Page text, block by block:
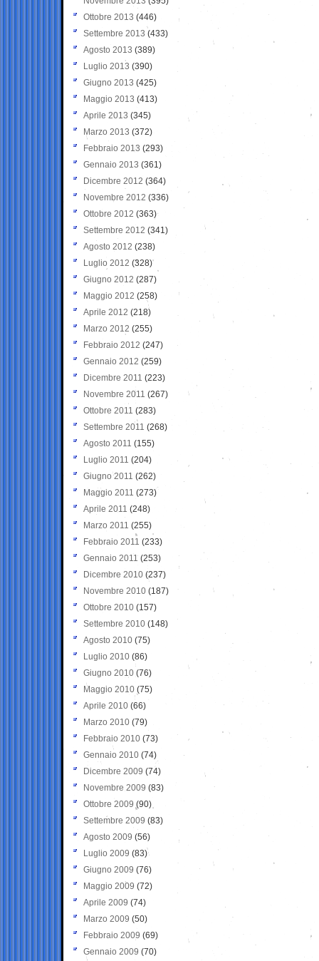
Ottobre 2013 (446)
Settembre 2013 (433)
Agosto 2013 (389)
Luglio 2013 (390)
Giugno 2013 (425)
Maggio 2013 (413)
Aprile 2013 (345)
Marzo 2013 (372)
Febbraio 2013 (293)
Gennaio 2013 (361)
Dicembre 2012 (364)
Novembre 2012 (336)
Ottobre 2012 (363)
Settembre 2012 (341)
Agosto 2012 (238)
Luglio 2012 (328)
Giugno 2012 (287)
Maggio 2012 (258)
Aprile 2012 (218)
Marzo 2012 (255)
Febbraio 2012 (247)
Gennaio 2012 (259)
Dicembre 2011 (223)
Novembre 2011 (267)
Ottobre 2011 (283)
Settembre 2011 (268)
Agosto 2011 (155)
Luglio 2011 (204)
Giugno 2011 (262)
Maggio 2011 (273)
Aprile 2011 (248)
Marzo 2011 (255)
Febbraio 2011 (233)
Gennaio 2011 (253)
Dicembre 2010 (237)
Novembre 2010 (187)
Ottobre 2010 (157)
Settembre 2010 (148)
Agosto 2010 (75)
Luglio 2010 (86)
Giugno 2010 (76)
Maggio 2010 (75)
Aprile 2010 (66)
Marzo 2010 (79)
Febbraio 2010 (73)
Gennaio 2010 (74)
Dicembre 2009 (74)
Novembre 2009 (83)
Ottobre 2009 (90)
Settembre 2009 (83)
Agosto 2009 (56)
Luglio 2009 (83)
Giugno 2009 (76)
Maggio 2009 (72)
Aprile 2009 (74)
Marzo 2009 (50)
Febbraio 2009 (69)
Gennaio 2009 (70)